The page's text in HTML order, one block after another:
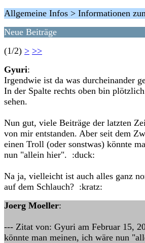
Allgemeine Infos > Informationen
Neue Beiträge
(1/2) > >>
Gyuri:
Irgendwie ist da was durcheinander
In der Spalte rechts oben bin
sehen.
Nun gut, viele Beiträge der latzten
von mir entstanden. Aber seit dem
einen Troll (oder sonstwas) könnte
nun "allein hier". :duck:
Na ja, vielleicht ist auch alles ganz
auf dem Schlauch? :kratz:
Joerg Moeller:
--- Zitat von: Gyuri am Februar 15,
könnte man meinen, ich wäre nun